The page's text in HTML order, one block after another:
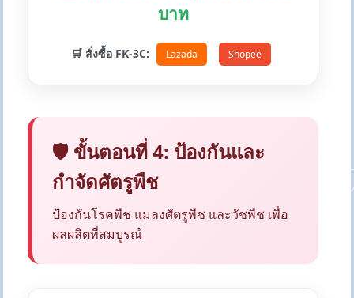
บาท
🛒 สั่งซื้อ FK-3C: Lazada Shopee
🛡️ ขั้นตอนที่ 4: ป้องกันและ
กำจัดศัตรูพืช
ป้องกันโรคพืช แมลงศัตรูพืช และวัชพืช เพื่อ
ผลผลิตที่สมบูรณ์